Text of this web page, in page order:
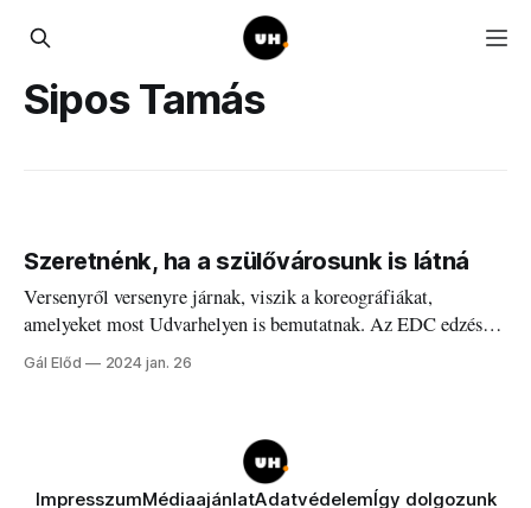
Sipos Tamás
Szeretnénk, ha a szülővárosunk is látná
Versenyről versenyre járnak, viszik a koreográfiákat,
amelyeket most Udvarhelyen is bemutatnak. Az EDC edzésén
jártunk.
Gál Előd 2024 jan. 26
ImpresszumMédiaajánlatAdatvédelemÍgy dolgozunk